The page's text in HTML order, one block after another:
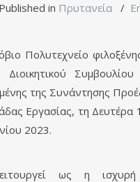
Published in Πρυτανεία
Πολυτεχνείο
Διοικητικού
της Συνάντησης
Εργασίας, τη Δευτέρα
2023.
ως η